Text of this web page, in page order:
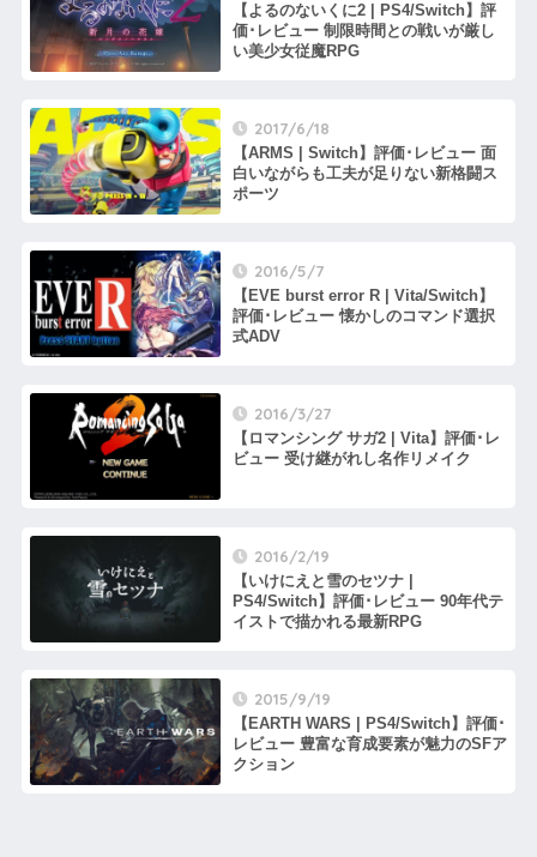
【よるのないくに2 | PS4/Switch】評
価･レビュー 制限時間との戦いが厳し
い美少女従魔RPG
2017/6/18
【ARMS | Switch】評価･レビュー 面
白いながらも工夫が足りない新格闘ス
ポーツ
2016/5/7
【EVE burst error R | Vita/Switch】
評価･レビュー 懐かしのコマンド選択
式ADV
2016/3/27
【ロマンシング サガ2 | Vita】評価･レ
ビュー 受け継がれし名作リメイク
2016/2/19
【いけにえと雪のセツナ |
PS4/Switch】評価･レビュー 90年代テ
イストで描かれる最新RPG
2015/9/19
【EARTH WARS | PS4/Switch】評価･
レビュー 豊富な育成要素が魅力のSFア
クション